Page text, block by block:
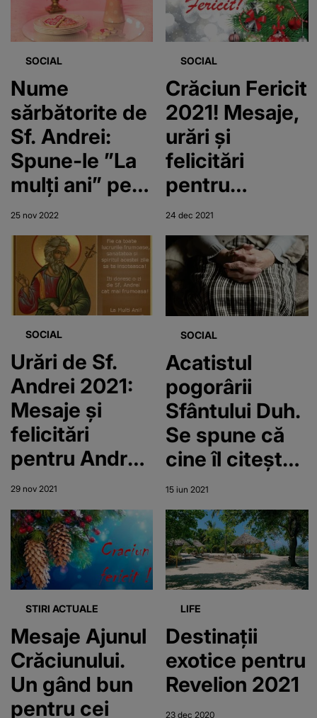
iarnă cu
echitația și
băile lungi în
piscinele
acoperite
SOCIAL
Nume
sărbătorite de
Sf. Andrei:
Spune-le ”La
mulți ani” pe
30 noiembrie
2022!
25 nov 2022
SOCIAL
Crăciun Fericit
2021! Mesaje,
urări şi
felicitări
pentru
sărbătorile de
iarnă
24 dec 2021
SOCIAL
Urări de Sf.
Andrei 2021:
Mesaje şi
felicitări
pentru Andrei,
Andreea şi
Andra
29 nov 2021
SOCIAL
Acatistul
pogorârii
Sfântului Duh.
Se spune că
cine îl citește
are noroc la
examene
15 iun 2021
STIRI ACTUALE
Mesaje Ajunul
Crăciunului.
Un gând bun
pentru cei
LIFE
Destinații
exotice pentru
Revelion 2021
23 dec 2020